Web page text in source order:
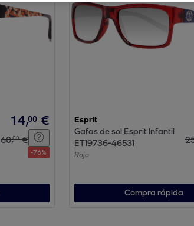
14,00 €
60,00 €
-76%
Esprit
Gafas de sol Esprit Infantil
ET19736-46531
Rojo
Compra rápida